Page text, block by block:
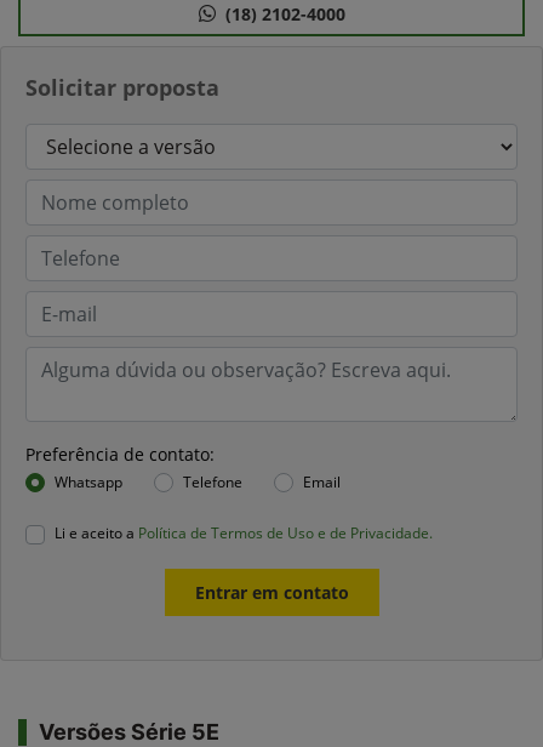
Solicitar proposta
Preferência de contato:
Whatsapp Telefone Email
Li e aceito a Política de Termos de Uso e de Privacidade.
Entrar em contato
(18) 2102-4000
Versões Série 5E